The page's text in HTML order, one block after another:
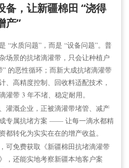
备，让新疆棉田 “浇得
产”
“水质问题”，而是 “设备问题”。普
场景的抗堵滴灌带，只会让种植户
的恶性循环；而新大成抗堵滴灌带
、高精度控制、回收料适配技术，
灌带 3 年不堵、稳定耐用。
灌溉企业，正被滴灌带堵管、减产
专属抗堵方案 —— 让每一滴水都精
都转化为实实在在的增产收益。
可免费获取《新疆棉田抗堵滴灌带
，还能实地考察新疆本地客户案